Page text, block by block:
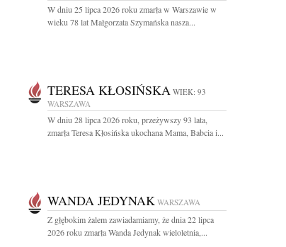
W dniu 25 lipca 2026 roku zmarła w Warszawie w
wieku 78 lat Małgorzata Szymańska nasza...
TERESA KŁOSIŃSKA WIEK: 93
WARSZAWA
W dniu 28 lipca 2026 roku, przeżywszy 93 lata,
zmarła Teresa Kłosińska ukochana Mama, Babcia i...
WANDA JEDYNAK WARSZAWA
Z głębokim żalem zawiadamiamy, że dnia 22 lipca
2026 roku zmarła Wanda Jedynak wieloletnia,...